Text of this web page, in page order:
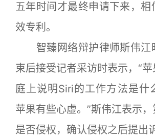
五年时间才最终申请下来，相
效专利。
智臻网络辩护律师斯伟江
束后接受记者采访时表示，“
庭上说明Siri的工作方法是什
苹果有些心虚。”斯伟江表示
是否侵权，确认侵权之后提出